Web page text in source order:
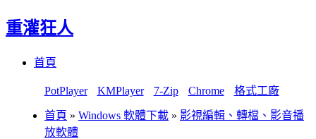
重灌狂人
首頁
PotPlayer KMPlayer 7-Zip Chrome 格式工廠
首頁 » Windows 軟體下載 » 影視編輯、轉檔、影音播
放軟體